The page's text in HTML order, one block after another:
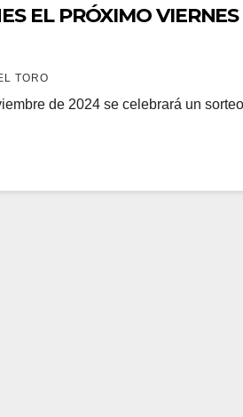
EL PRÓXIMO
TORO
de 2024 se celebrará un